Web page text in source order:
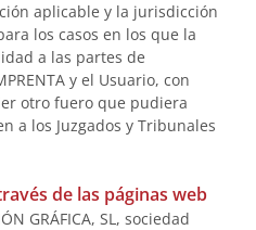
aplicable y la jurisdicción
los casos en los que la
a las partes de
y el Usuario, con
otro fuero que pudiera
a los Juzgados y Tribunales
de las páginas web
GRÁFICA, SL, sociedad